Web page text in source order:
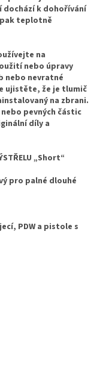
dochází k dohořívání
teplotně
na
nebo úpravy
nebo nevratné
ujistěte, že je tlumič
na zbrani.
pevných částic
díly a
„Short“
pro palné dlouhé
PDW a pistole s